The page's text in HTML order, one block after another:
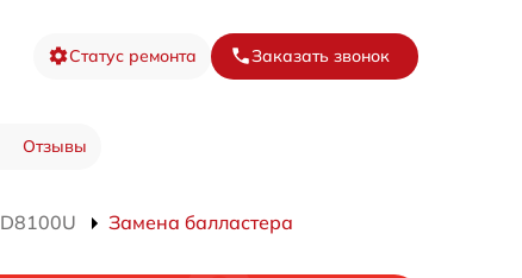
Статус ремонта Заказать звонок
Отзывы
Замена балластера